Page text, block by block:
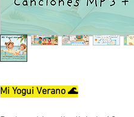
Mi Yogui Verano 🌊